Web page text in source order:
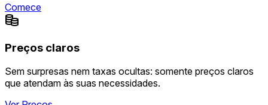
Comece
Preços claros
Sem surpresas nem taxas ocultas: somente preços claros
que atendam às suas necessidades.